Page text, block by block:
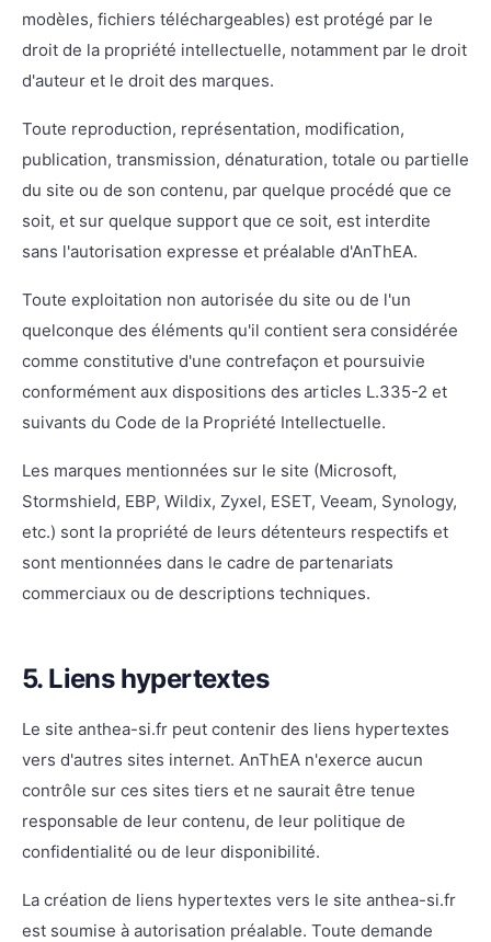
modèles, fichiers téléchargeables) est protégé par le
droit de la propriété intellectuelle, notamment par le droit
d'auteur et le droit des marques.
Toute reproduction, représentation, modification,
publication, transmission, dénaturation, totale ou partielle
du site ou de son contenu, par quelque procédé que ce
soit, et sur quelque support que ce soit, est interdite
sans l'autorisation expresse et préalable d'AnThEA.
Toute exploitation non autorisée du site ou de l'un
quelconque des éléments qu'il contient sera considérée
comme constitutive d'une contrefaçon et poursuivie
conformément aux dispositions des articles L.335-2 et
suivants du Code de la Propriété Intellectuelle.
Les marques mentionnées sur le site (Microsoft,
Stormshield, EBP, Wildix, Zyxel, ESET, Veeam, Synology,
etc.) sont la propriété de leurs détenteurs respectifs et
sont mentionnées dans le cadre de partenariats
commerciaux ou de descriptions techniques.
5. Liens hypertextes
Le site anthea-si.fr peut contenir des liens hypertextes
vers d'autres sites internet. AnThEA n'exerce aucun
contrôle sur ces sites tiers et ne saurait être tenue
responsable de leur contenu, de leur politique de
confidentialité ou de leur disponibilité.
La création de liens hypertextes vers le site anthea-si.fr
est soumise à autorisation préalable. Toute demande